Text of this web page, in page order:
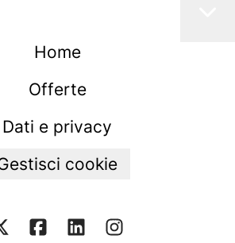
Home
Offerte
Dati e privacy
cookie